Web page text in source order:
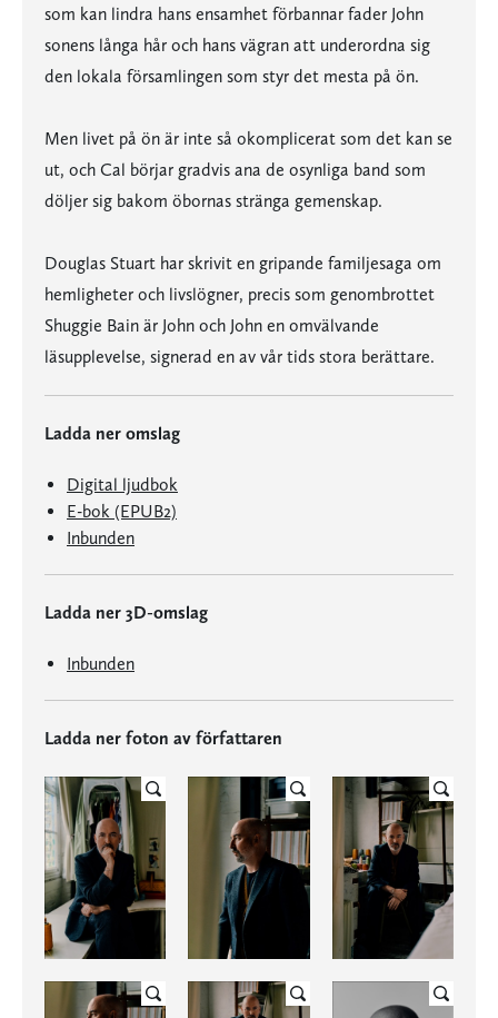
som kan lindra hans ensamhet förbannar fader John
sonens långa hår och hans vägran att underordna sig
den lokala församlingen som styr det mesta på ön.
Men livet på ön är inte så okomplicerat som det kan se
ut, och Cal börjar gradvis ana de osynliga band som
döljer sig bakom öbornas stränga gemenskap.
Douglas Stuart har skrivit en gripande familjesaga om
hemligheter och livslögner, precis som genombrottet
Shuggie Bain är John och John en omvälvande
läsupplevelse, signerad en av vår tids stora berättare.
Ladda ner omslag
Digital ljudbok
E-bok (EPUB2)
Inbunden
Ladda ner 3D-omslag
Inbunden
Ladda ner foton av författaren